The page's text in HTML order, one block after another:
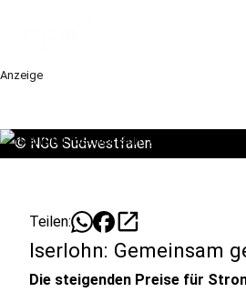
Anzeige
© NGG Südwestfalen
Teilen: open_in_new
Iserlohn: Gemeinsam
Die steigenden Preise für